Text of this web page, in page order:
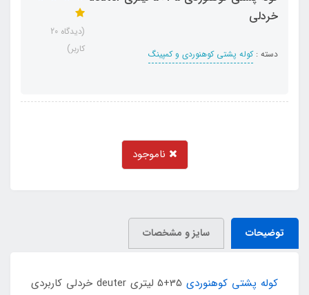
خردلی
دسته :کوله پشتی کوهنوردی و کمپینگ
(دیدگاه 20
کاربر)
ناموجود
توضیحات سایز و مشخصات
کوله پشتی کوهنوردی
35+5 لیتری deuter خردلی کاربردی